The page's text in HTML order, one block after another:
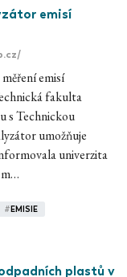
emisí
emisí
fakulta
s Technickou
umožňuje
univerzita
# EMISIE
plastů v